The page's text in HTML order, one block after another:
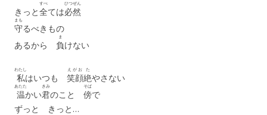
きっと全
すべ
ては必然
ひつぜん
守
まも
るべきもの
あるから 負
ま
けない
私
わたし
はいつも 笑顔
えがお
絶
た
やさない
温
あたた
かい君
きみ
のこと 傍
そば
で
ずっと きっと…